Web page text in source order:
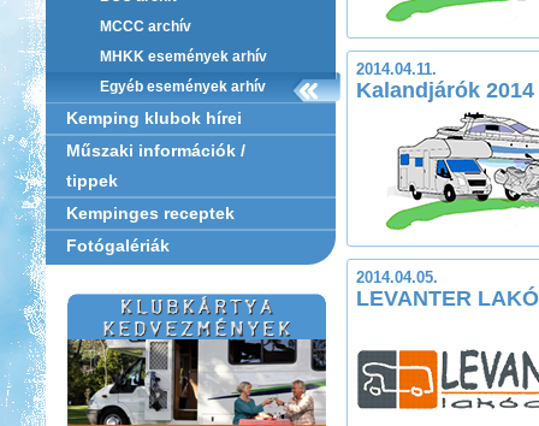
MCCC archív
MHKK események arhív
Egyéb események arhív
Kemping klubok hírei
Műszaki információk /
tippek
Kempinges receptek
Fotógalériák
2014.04.11.
Kalandjárók 2014
2014.04.05.
LEVANTER